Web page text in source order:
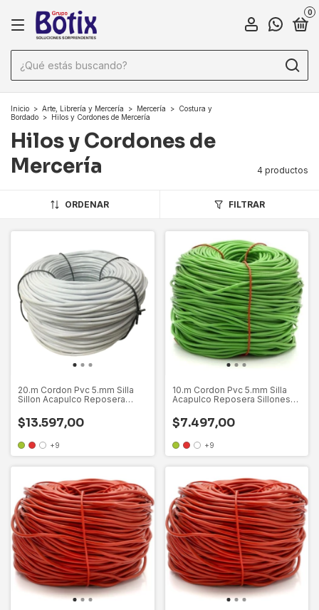
0
Inicio > Arte, Librería y Mercería > Mercería > Costura y
Bordado > Hilos y Cordones de Mercería
Hilos y Cordones de
Mercería
4 productos
ORDENAR FILTRAR
20.m Cordon Pvc 5.mm Silla
Sillon Acapulco Reposera
$13.597,00
+9
10.m Cordon Pvc 5.mm Silla
Acapulco Reposera Sillones
$7.497,00
+9